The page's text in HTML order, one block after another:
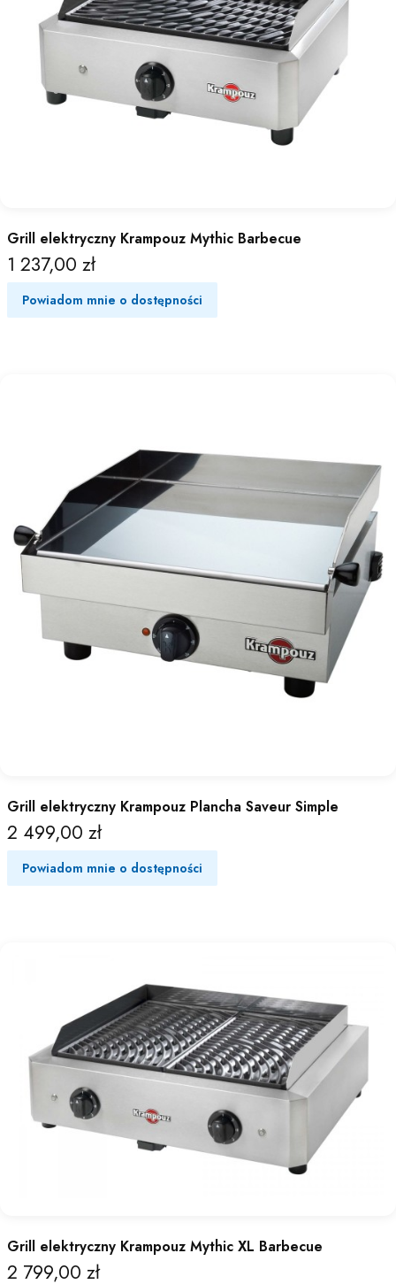
Grill elektryczny Krampouz Mythic Barbecue
Cena
1 237,00 zł
Powiadom mnie o dostępności
Grill elektryczny Krampouz Plancha Saveur Simple
Cena
2 499,00 zł
Powiadom mnie o dostępności
Grill elektryczny Krampouz Mythic XL Barbecue
Cena
2 799,00 zł